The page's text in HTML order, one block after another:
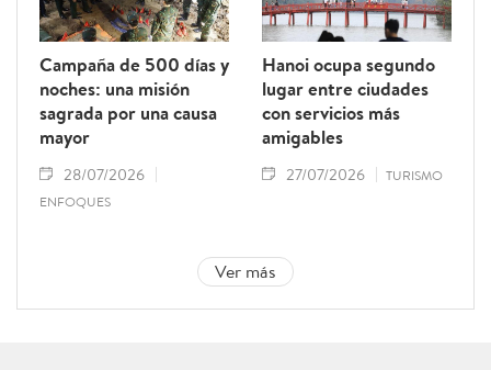
Campaña de 500 días y
noches: una misión
sagrada por una causa
mayor
28/07/2026
ENFOQUES
Hanoi ocupa segundo
lugar entre ciudades
con servicios más
amigables
27/07/2026 TURISMO
Ver más